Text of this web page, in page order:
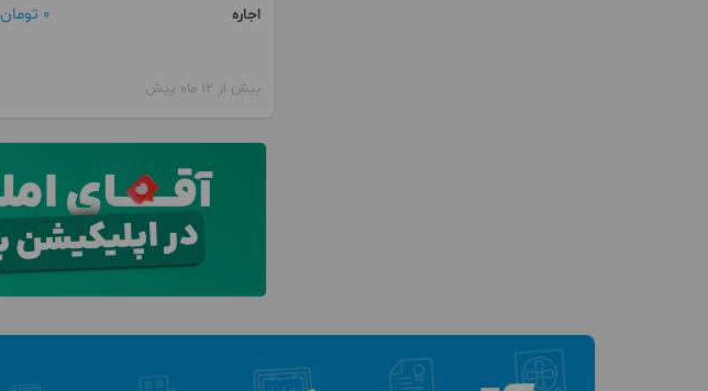
اجاره 0 تومان
بیش از 12 ماه پیش